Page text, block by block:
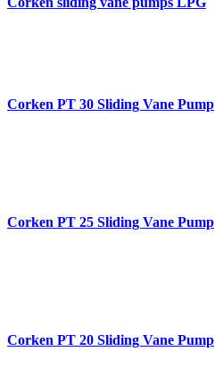
Corken PT 30 Sliding Vane Pump
Corken PT 25 Sliding Vane Pump
Corken PT 20 Sliding Vane Pump